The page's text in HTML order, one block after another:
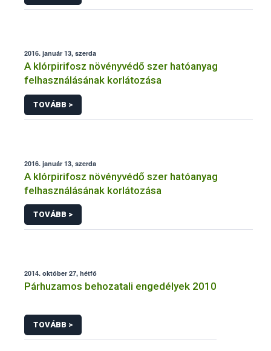
2016. január 13, szerda
A klórpirifosz növényvédő szer hatóanyag
felhasználásának korlátozása
TOVÁBB >
2016. január 13, szerda
A klórpirifosz növényvédő szer hatóanyag
felhasználásának korlátozása
TOVÁBB >
2014. október 27, hétfő
Párhuzamos behozatali engedélyek 2010
TOVÁBB >